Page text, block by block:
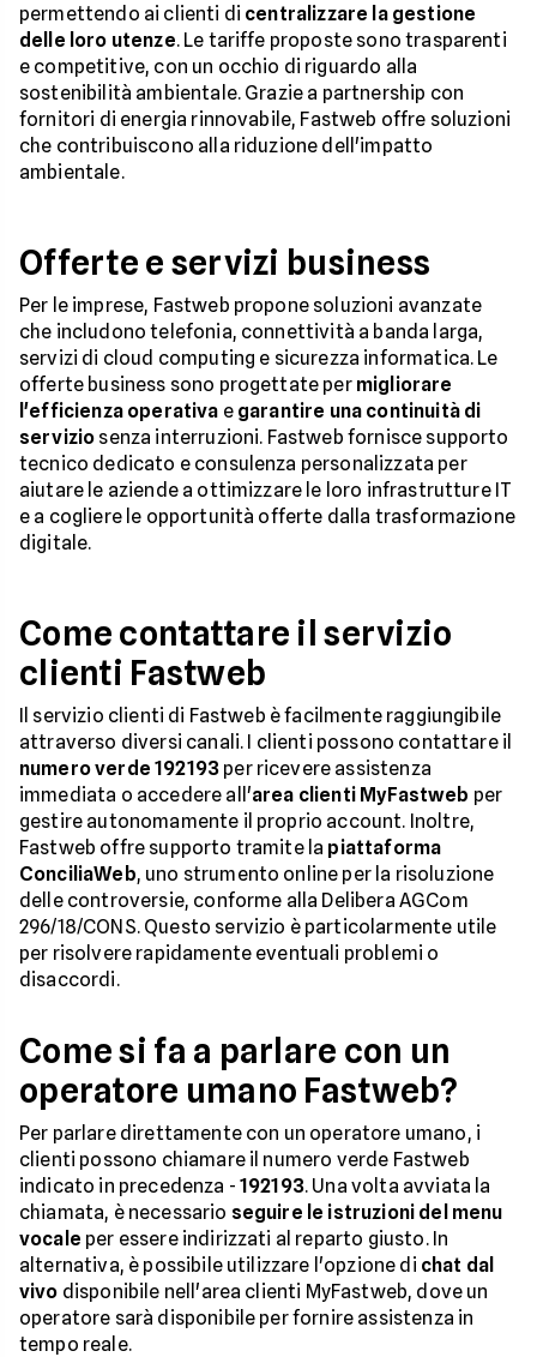
permettendo ai clienti di centralizzare la gestione
delle loro utenze. Le tariffe proposte sono trasparenti
e competitive, con un occhio di riguardo alla
sostenibilità ambientale. Grazie a partnership con
fornitori di energia rinnovabile, Fastweb offre soluzioni
che contribuiscono alla riduzione dell'impatto
ambientale.
Offerte e servizi business
Per le imprese, Fastweb propone soluzioni avanzate
che includono telefonia, connettività a banda larga,
servizi di cloud computing e sicurezza informatica. Le
offerte business sono progettate per migliorare
l'efficienza operativa e garantire una continuità di
servizio senza interruzioni. Fastweb fornisce supporto
tecnico dedicato e consulenza personalizzata per
aiutare le aziende a ottimizzare le loro infrastrutture IT
e a cogliere le opportunità offerte dalla trasformazione
digitale.
Come contattare il servizio
clienti Fastweb
Il servizio clienti di Fastweb è facilmente raggiungibile
attraverso diversi canali. I clienti possono contattare il
numero verde 192193 per ricevere assistenza
immediata o accedere all'area clienti MyFastweb per
gestire autonomamente il proprio account. Inoltre,
Fastweb offre supporto tramite la piattaforma
ConciliaWeb, uno strumento online per la risoluzione
delle controversie, conforme alla Delibera AGCom
296/18/CONS. Questo servizio è particolarmente utile
per risolvere rapidamente eventuali problemi o
disaccordi.
Come si fa a parlare con un
operatore umano Fastweb?
Per parlare direttamente con un operatore umano, i
clienti possono chiamare il numero verde Fastweb
indicato in precedenza -192193. Una volta avviata la
chiamata, è necessario seguire le istruzioni del menu
vocale per essere indirizzati al reparto giusto. In
alternativa, è possibile utilizzare l'opzione di chat dal
vivo disponibile nell'area clienti MyFastweb, dove un
operatore sarà disponibile per fornire assistenza in
tempo reale.